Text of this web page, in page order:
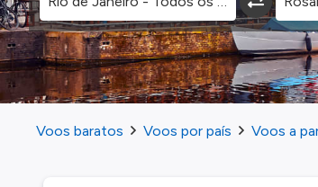
Voos baratos Voos por país Voos a